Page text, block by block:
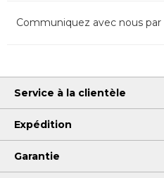
Communiquez avec nous par
Service à la clientèle
Expédition
Garantie